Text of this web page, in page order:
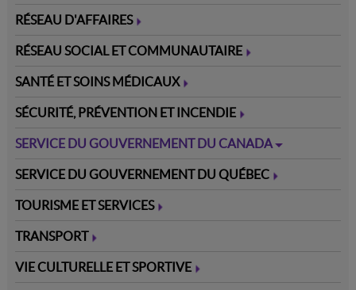
RÉSEAU D'AFFAIRES
RÉSEAU SOCIAL ET COMMUNAUTAIRE
SANTÉ ET SOINS MÉDICAUX
SÉCURITÉ, PRÉVENTION ET INCENDIE
SERVICE DU GOUVERNEMENT DU CANADA
SERVICE DU GOUVERNEMENT DU QUÉBEC
TOURISME ET SERVICES
TRANSPORT
VIE CULTURELLE ET SPORTIVE